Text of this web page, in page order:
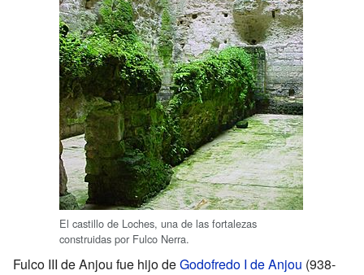
El castillo de Loches, una de las fortalezas
construidas por Fulco Nerra.
Fulco III de Anjou fue hijo deGodofredo I de Anjou (938-